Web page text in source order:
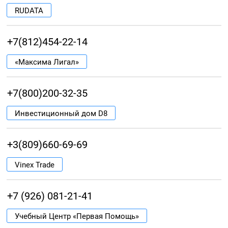
RUDATA
+7(812)454-22-14
«Максима Лигал»
+7(800)200-32-35
Инвестиционный дом D8
+3(809)660-69-69
Vinex Trade
+7 (926) 081-21-41
Учебный Центр «Первая Помощь»